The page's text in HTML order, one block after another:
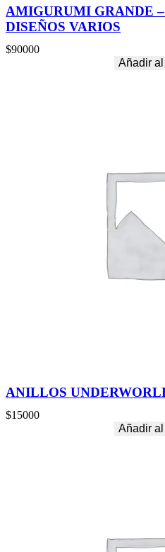
AMIGURUMI GRANDE
DISEÑOS VARIOS
$90000
Añadir
ANILLOS
$15000
Añadir